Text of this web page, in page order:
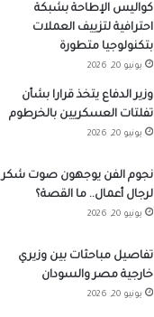
كواليس الإطاحة بشبكة
احترافية لتزييف العملات
بتكنولوجيا متطورة
يونيو 20, 2026
وزير الدفاع يتخذ قرارا بشأن
تفلتات العسكريين بالخرطوم
يونيو 20, 2026
نجوم الفن يوجهون صوت شكر
لرجال أعمال.. ما القصة؟
يونيو 20, 2026
تفاصيل مباحثات بين وزيري
خارجية مصر والسودان
يونيو 20, 2026